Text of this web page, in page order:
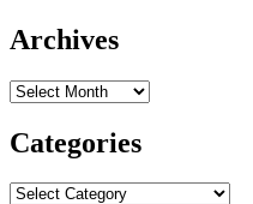
Archives
Archives
Categories
Categories